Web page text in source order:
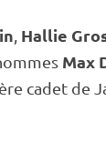
Hallie
Max
cadet de